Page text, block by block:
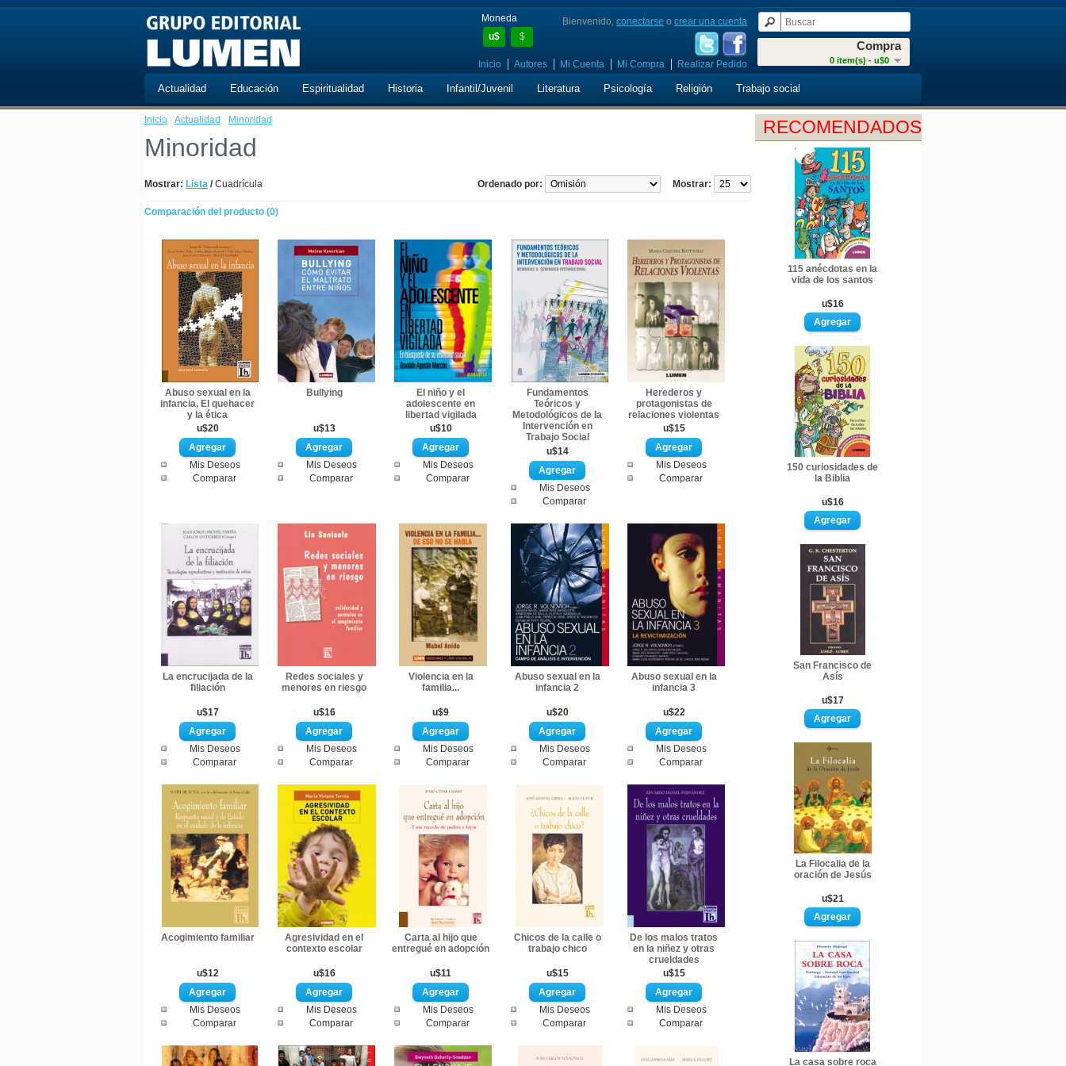
Moneda
u$
$
Compra
0 item(s) - u$0
Bienvenido, conectarse o crear una cuenta
Inicio Autores Mi Cuenta Mi Compra Realizar Pedido
Actualidad Educación Espiritualidad Historia Infantil/Juvenil Literatura Psicología Religión Trabajo social
RECOMENDADOS
115 anécdotas en la
vida de los santos
u$16
150 curiosidades de
la Biblia
u$16
San Francisco de
Asís
u$17
La Filocalia de la
oración de Jesús
u$21
La casa sobre roca
Inicio · Actualidad · Minoridad
Minoridad
Mostrar: Lista /Cuadrícula Mostrar:
Ordenado por:
Comparación del producto (0)
Abuso sexual en la
infancia, El quehacer
y la ética
u$20
Mis Deseos
Comparar
Bullying
u$13
Mis Deseos
Comparar
El niño y el
adolescente en
libertad vigilada
u$10
Mis Deseos
Comparar
Fundamentos
Teóricos y
Metodológicos de la
Intervención en
Trabajo Social
u$14
Mis Deseos
Comparar
Herederos y
protagonistas de
relaciones violentas
u$15
Mis Deseos
Comparar
La encrucijada de la
filiación
u$17
Mis Deseos
Comparar
Redes sociales y
menores en riesgo
u$16
Mis Deseos
Comparar
Violencia en la
familia...
u$9
Mis Deseos
Comparar
Abuso sexual en la
infancia 2
u$20
Mis Deseos
Comparar
Abuso sexual en la
infancia 3
u$22
Mis Deseos
Comparar
Acogimiento familiar
u$12
Mis Deseos
Comparar
Agresividad en el
contexto escolar
u$16
Mis Deseos
Comparar
Carta al hijo que
entregué en adopción
u$11
Mis Deseos
Comparar
Chicos de la calle o
trabajo chico
u$15
Mis Deseos
Comparar
De los malos tratos
en la niñez y otras
crueldades
u$15
Mis Deseos
Comparar